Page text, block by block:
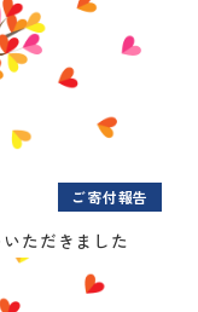
ご寄付報告
ただきました